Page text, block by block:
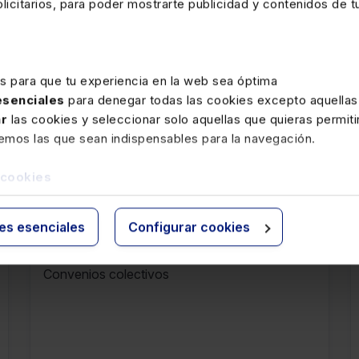
para poder mostrarte publicidad y contenidos de
para que tu experiencia en la web sea óptima
para denegar todas las cookies excepto
las cookies y seleccionar solo aquellas que quieras
las que sean indispensables para la navegación.
esenciales Configurar cookies
Convenios colectivos publicados
en el BOE del día 17-3-26 al día 23-
3-26
Convenios colectivos